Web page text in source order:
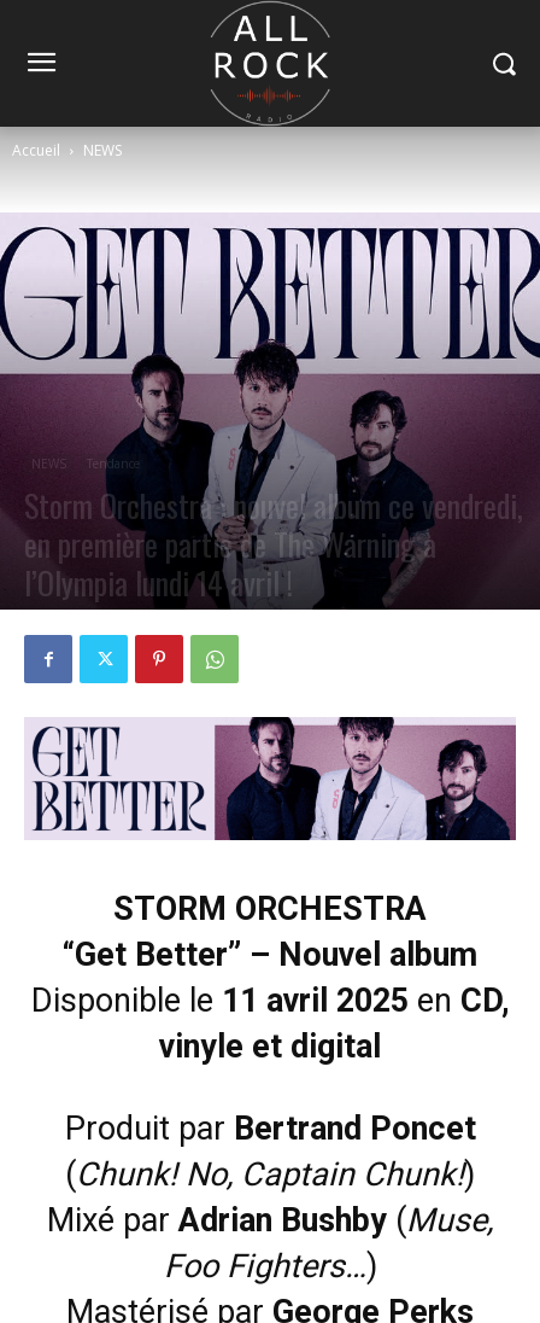
Accueil NEWS
NEWS Tendance
Storm Orchestra : nouvel album ce vendredi,
en première partie de The Warning à
l’Olympia lundi 14 avril !
STORM ORCHESTRA
“Get Better” – Nouvel album
Disponible le 11 avril 2025 en CD,
vinyle et digital
Produit par Bertrand Poncet
(Chunk! No, Captain Chunk!)
Mixé parAdrian Bushby (Muse,
Foo Fighters…)
Mastérisé par George Perks